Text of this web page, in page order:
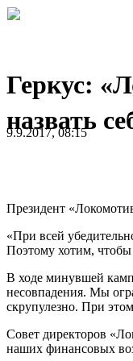
Геркус:
назвать
9.9.2017, 08:15
Президент
«При всей
Поэтому хотим, чтобы
В ходе минувшей
несовпадения. Мы
скрупулезно. При
Совет директоров
наших финансовых